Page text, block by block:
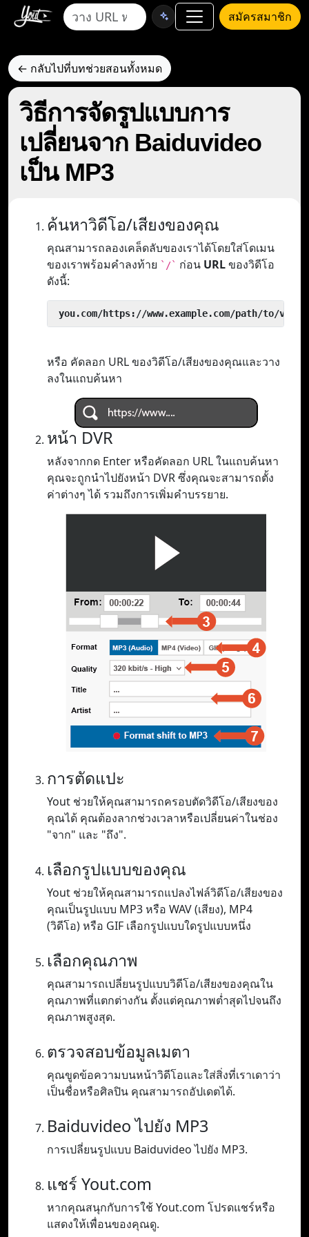
สมัครสมาชิก
← กลับไปที่บทช่วยสอนทั้งหมด
วิธีการจัดรูปแบบการ
เปลี่ยนจาก Baiduvideo
เป็น MP3
ค้นหาวิดีโอ/เสียงของคุณ
คุณสามารถลองเคล็ดลับของเราได้โดยใส่โดเมน
ของเราพร้อมคำลงท้าย `/` ก่อน URLของวิดีโอ
ดังนี้:
you.com/https://www.example.com/path/to/video
หรือ คัดลอก URL ของวิดีโอ/เสียงของคุณและวาง
ลงในแถบค้นหา
หน้า DVR
หลังจากกด Enter หรือคัดลอก URL ในแถบค้นหา
คุณจะถูกนำไปยังหน้า DVR ซึ่งคุณจะสามารถตั้ง
ค่าต่างๆ ได้ รวมถึงการเพิ่มคำบรรยาย.
การตัดแปะ
Yout ช่วยให้คุณสามารถครอบตัดวิดีโอ/เสียงของ
คุณได้ คุณต้องลากช่วงเวลาหรือเปลี่ยนค่าในช่อง
"จาก" และ "ถึง".
เลือกรูปแบบของคุณ
Yout ช่วยให้คุณสามารถแปลงไฟล์วิดีโอ/เสียงของ
คุณเป็นรูปแบบ MP3 หรือ WAV (เสียง), MP4
(วิดีโอ) หรือ GIF เลือกรูปแบบใดรูปแบบหนึ่ง
เลือกคุณภาพ
คุณสามารถเปลี่ยนรูปแบบวิดีโอ/เสียงของคุณใน
คุณภาพที่แตกต่างกัน ตั้งแต่คุณภาพต่ำสุดไปจนถึง
คุณภาพสูงสุด.
ตรวจสอบข้อมูลเมตา
คุณขูดข้อความบนหน้าวิดีโอและใส่สิ่งที่เราเดาว่า
เป็นชื่อหรือศิลปิน คุณสามารถอัปเดตได้.
Baiduvideo ไปยัง MP3
การเปลี่ยนรูปแบบ Baiduvideo ไปยัง MP3.
แชร์ Yout.com
หากคุณสนุกกับการใช้ Yout.com โปรดแชร์หรือ
แสดงให้เพื่อนของคุณดู.